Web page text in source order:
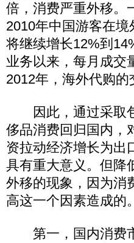
倍，消费严重外移。
2010年中国游客在
将继续增长12%到
业务以来，每月成交
2012年，海外代购的
因此，通过采取包
侈品消费回归国内，
资拉动经济增长为出
具有重大意义。但降
外移的现象，因为消
高这一个因素造成的。
第一，国内消费市